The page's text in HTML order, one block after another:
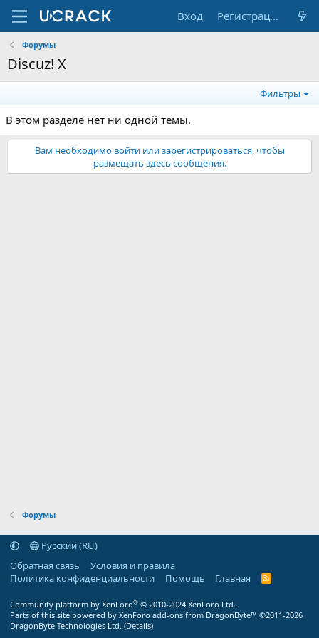
Вход Регистрация
Форумы
Discuz! X
Фильтры
В этом разделе нет ни одной темы.
Вам необходимо войти или зарегистрироваться, чтобы
размещать здесь сообщения.
Форумы
Русский (RU)
Обратная связь
Условия и правила
Политика конфиденциальности
Помощь Главная
R
Community platform by XenForo® © 2010-2024 XenForo Ltd.
Parts of this site powered by XenForo add-ons from DragonByte™ ©2011-2026
DragonByte Technologies Ltd. (Details)